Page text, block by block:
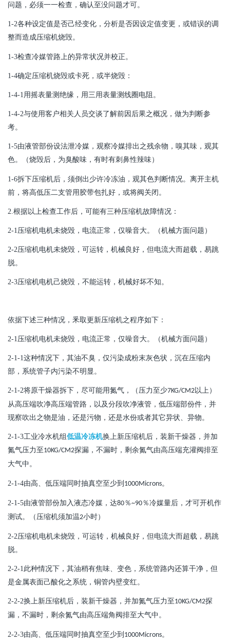
问题，必须一一检查，确认至没问题才可。
1-2各种设定值是否己经变化，分析是否因设定值变更，或错误的调
整而造成压缩机烧毁。
1-3检查冷媒管路上的异常状况并校正。
1-4确定压缩机烧毁或卡死，或半烧毁：
1-4-1用摇表量测绝缘，用三用表量测线圈电阻。
1-4-2与使用客户相关人员交谈了解前因后果之概况，做为判断参
考。
1-5由液管部份设法泄冷媒，观察冷媒排出之残余物，嗅其味，观其
色。（烧毁后，为臭酸味，有时有刺鼻性辣味）
1-6拆下压缩机后，须倒出少许冷冻油，观其色判断情况。离开主机
前，将高低压二支管用胶带包扎好，或将阀关闭。
2. 根据以上检查工作后，可能有三种压缩机故障情况：
2-1 压缩机电机未烧毁，电流正常，仅噪音大。（机械方面问题）
2-2压缩机电机未烧毁，可运转，机械良好，但电流大而超载，易跳
脱。
2-3压缩机电机己烧毁，不能运转，机械好坏不知。
依据下述三种情况，釆取更新压缩机之程序如下：
2-1 压缩机电机未烧毁，电流正常，仅噪音大。（机械方面问题）
2-1-1这种情况下，其油不臭，仅污染成粉末灰色状，沉在压缩内
部，系统管子内污染不明显。
2-1-2将原干燥器拆下，尽可能用氮气，（压力至少7KG/CM2以上）
从高压端吹净高压端管路，以及分段吹净液管，低压端部份件，并
现察吹出之物是油，还是污物，还是水份或者其它异状、异物。
2-1-3工业冷水机组 低温冷冻机换上新压缩机后，装新干燥器，并加
氮气压力至 10KG/CM2探漏，不漏时，剩余氮气由高压端充灌阀排至
大气中。
2-1-4由高、低压端同时抽真空至少到 1000Microns。
2-1-5由液管部份加入液态冷媒，达80％~90％冷媒量后，才可开机作
测试。（压缩机须加温2小时）
2-2压缩机电机未烧毁，可运转，机械良好，但电流大而超载，易跳
脱。
2-2-1此种情况下，其油稍有焦味、变色，系统管路内还算干净，但
是金属表面己酸化之系统，铜管内壁变红。
2-2-2换上新压缩机后，装新干燥器，并加氮气压力至 10KG/CM2探
漏，不漏时，剩余氮气由高压端角阀排至大气中。
2-2-3由高、低压端同时抽真空至少到 1000Microns。